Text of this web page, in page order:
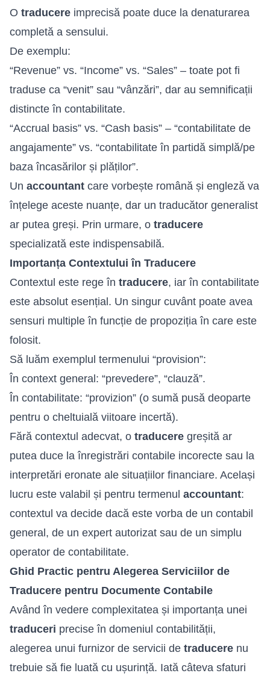
O traducere imprecisă poate duce la denaturarea
completă a sensului.
De exemplu:
“Revenue” vs. “Income” vs. “Sales” – toate pot fi
traduse ca “venit” sau “vânzări”, dar au semnificații
distincte în contabilitate.
“Accrual basis” vs. “Cash basis” – “contabilitate de
angajamente” vs. “contabilitate în partidă simplă/pe
baza încasărilor și plăților”.
Un accountant care vorbește română și engleză va
înțelege aceste nuanțe, dar un traducător generalist
ar putea greși. Prin urmare, o traducere
specializată este indispensabilă.
Importanța Contextului în Traducere
Contextul este rege în traducere, iar în contabilitate
este absolut esențial. Un singur cuvânt poate avea
sensuri multiple în funcție de propoziția în care este
folosit.
Să luăm exemplul termenului “provision”:
În context general: “prevedere”, “clauză”.
În contabilitate: “provizion” (o sumă pusă deoparte
pentru o cheltuială viitoare incertă).
Fără contextul adecvat, o traducere greșită ar
putea duce la înregistrări contabile incorecte sau la
interpretări eronate ale situațiilor financiare. Același
lucru este valabil și pentru termenul accountant:
contextul va decide dacă este vorba de un contabil
general, de un expert autorizat sau de un simplu
operator de contabilitate.
Ghid Practic pentru Alegerea Serviciilor de
Traducere pentru Documente Contabile
Având în vedere complexitatea și importanța unei
traduceri precise în domeniul contabilității,
alegerea unui furnizor de servicii de traducere nu
trebuie să fie luată cu ușurință. Iată câteva sfaturi